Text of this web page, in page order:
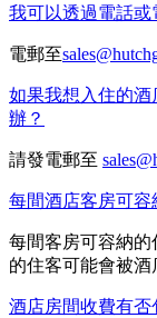
我可以透過電話或
電郵至
如果我想入住的
辦？
請發電郵至
每間酒店客房可容
每間客房可容納
的住客可能會被酒
酒店房間收費有否